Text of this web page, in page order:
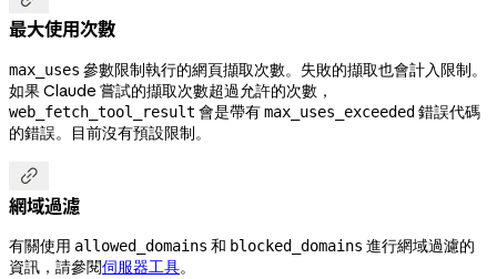
最大使用次數
max_uses 參數限制執行的網頁擷取次數。失敗的擷取也會計入限制。
如果 Claude 嘗試的擷取次數超過允許的次數，
web_fetch_tool_result 會是帶有max_uses_exceeded 錯誤代碼
的錯誤。目前沒有預設限制。

網域過濾
有關使用 allowed_domains 和 blocked_domains 進行網域過濾的
資訊，請參閱伺服器工具。